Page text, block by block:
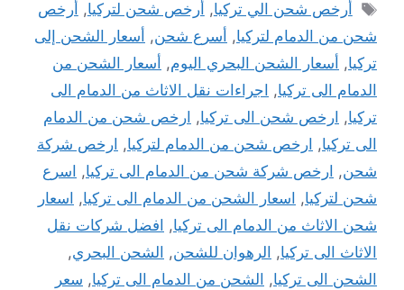
الوسوم
أرخص شحن الي تركيا, أرخص شحن لتركيا, أرخص
شحن من الدمام لتركيا, أسرع شحن, أسعار الشحن إلى
تركيا, أسعار الشحن البحري اليوم, أسعار الشحن من
الدمام الى تركيا, اجراءات نقل الاثاث من الدمام الى
تركيا, ارخص شحن الى تركيا, ارخص شحن من الدمام
الى تركيا, ارخص شحن من الدمام لتركيا, ارخص شركة
شحن, ارخص شركة شحن من الدمام الى تركيا, اسرع
شحن لتركيا, اسعار الشحن من الدمام الى تركيا, اسعار
شحن الاثاث من الدمام الى تركيا, افضل شركات نقل
الاثاث الى تركيا, الرهوان للشحن, الشحن البحري,
الشحن الى تركيا, الشحن من الدمام الى تركيا, سعر